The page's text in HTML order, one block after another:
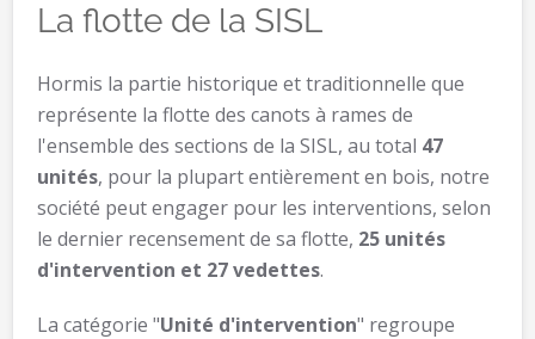
La flotte de la SISL
Hormis la partie historique et traditionnelle que
représente la flotte des canots à rames de
l'ensemble des sections de la SISL, au total 47
unités, pour la plupart entièrement en bois, notre
société peut engager pour les interventions, selon
le dernier recensement de sa flotte, 25 unités
d'intervention et 27 vedettes.
La catégorie "Unité d'intervention" regroupe